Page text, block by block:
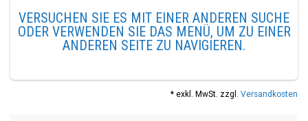
VERSUCHEN SIE ES MIT EINER ANDEREN SUCHE
ODER VERWENDEN SIE DAS MENÜ, UM ZU EINER
ANDEREN SEITE ZU NAVIGIEREN.
* exkl. MwSt. zzgl. Versandkosten